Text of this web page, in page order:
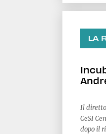
LA
Il
CeSI
dopo il